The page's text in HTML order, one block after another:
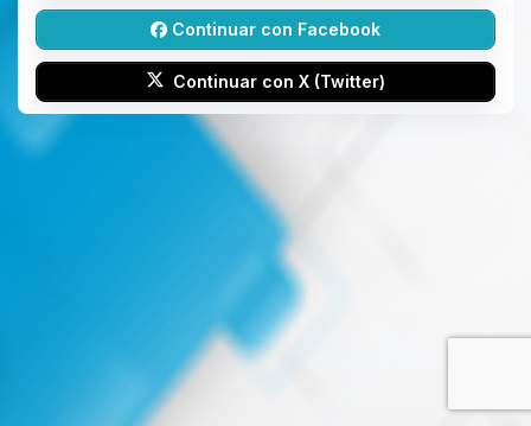
Continuar con Facebook
Continuar con X (Twitter)